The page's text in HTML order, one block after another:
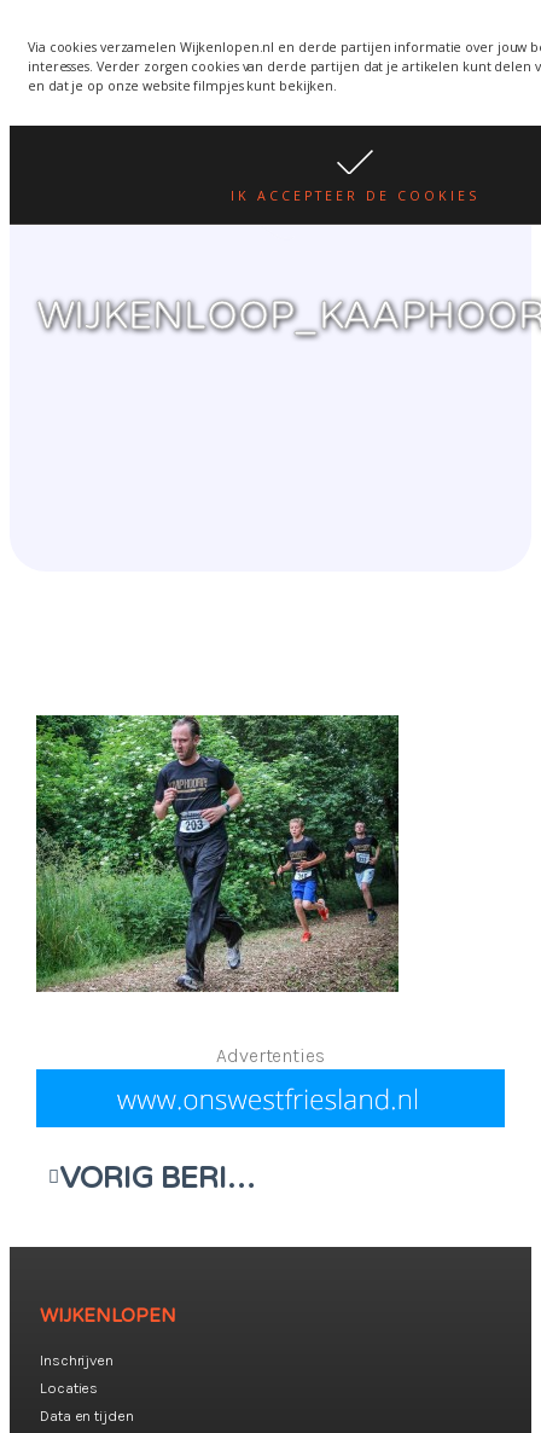
Via cookies verzamelen Wijkenlopen.nl en derde partijen informatie over jouw
interesses. Verder zorgen cookies van derde partijen dat je artikelen kunt delen
en dat je op onze website filmpjes kunt bekijken.
IK ACCEPTEER DE COOKIES
wordt een week verplaatst
i.v.m. warmte.lees hier
WIJKENLOPEN.NL
Advertenties
VORIG BERICHT
WIJKENLOPEN
Inschrijven
Locaties
Data en tijden